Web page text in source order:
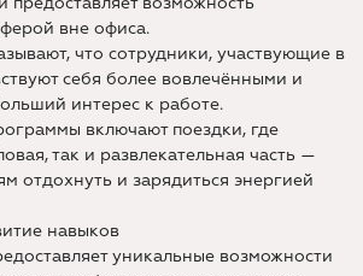
вне офиса.
что сотрудники, участвующие в
себя более вовлечёнными и
интерес к работе.
включают поездки, где
так и развлекательная часть —
отдохнуть и зарядиться энергией
навыков
уникальные возможности